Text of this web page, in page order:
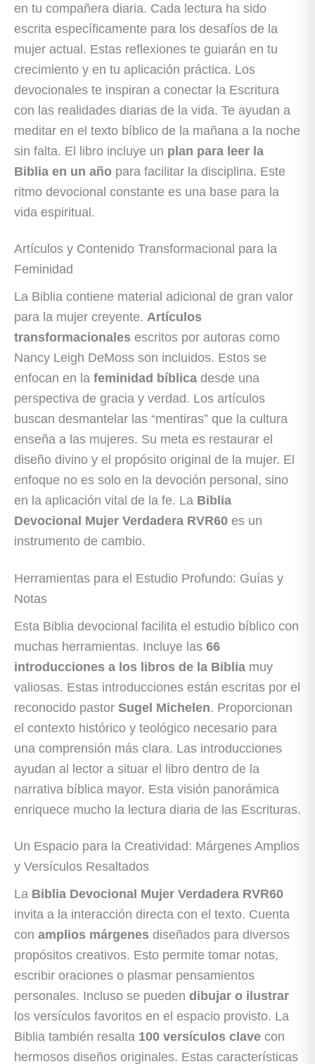
en tu compañera diaria. Cada lectura ha sido
escrita específicamente para los desafíos de la
mujer actual. Estas reflexiones te guiarán en tu
crecimiento y en tu aplicación práctica. Los
devocionales te inspiran a conectar la Escritura
con las realidades diarias de la vida. Te ayudan a
meditar en el texto bíblico de la mañana a la noche
sin falta. El libro incluye un plan para leer la
Biblia en un año para facilitar la disciplina. Este
ritmo devocional constante es una base para la
vida espiritual.
Artículos y Contenido Transformacional para la
Feminidad
La Biblia contiene material adicional de gran valor
para la mujer creyente. Artículos
transformacionales escritos por autoras como
Nancy Leigh DeMoss son incluidos. Estos se
enfocan en la feminidad bíblica desde una
perspectiva de gracia y verdad. Los artículos
buscan desmantelar las “mentiras” que la cultura
enseña a las mujeres. Su meta es restaurar el
diseño divino y el propósito original de la mujer. El
enfoque no es solo en la devoción personal, sino
en la aplicación vital de la fe. La Biblia
Devocional Mujer Verdadera RVR60 es un
instrumento de cambio.
Herramientas para el Estudio Profundo: Guías y
Notas
Esta Biblia devocional facilita el estudio bíblico con
muchas herramientas. Incluye las 66
introducciones a los libros de la Biblia muy
valiosas. Estas introducciones están escritas por el
reconocido pastor Sugel Michelen. Proporcionan
el contexto histórico y teológico necesario para
una comprensión más clara. Las introducciones
ayudan al lector a situar el libro dentro de la
narrativa bíblica mayor. Esta visión panorámica
enriquece mucho la lectura diaria de las Escrituras.
Un Espacio para la Creatividad: Márgenes Amplios
y Versículos Resaltados
La Biblia Devocional Mujer Verdadera RVR60
invita a la interacción directa con el texto. Cuenta
con amplios márgenes diseñados para diversos
propósitos creativos. Esto permite tomar notas,
escribir oraciones o plasmar pensamientos
personales. Incluso se pueden dibujar o ilustrar
los versículos favoritos en el espacio provisto. La
Biblia también resalta 100 versículos clave con
hermosos diseños originales. Estas características